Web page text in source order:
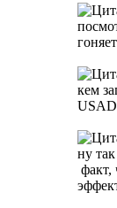
кем
ну
факт,